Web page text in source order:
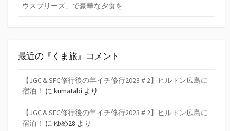
ウスブリーズ」で豪華な夕食を
最近の『くま旅』コメント
【JGC＆SFC修行後の年イチ修行2023＃2】ヒルトン広島に
宿泊！ に kumatabi より
【JGC＆SFC修行後の年イチ修行2023＃2】ヒルトン広島に
宿泊！ に ゆめ28 より